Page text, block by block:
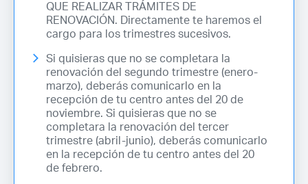
QUE REALIZAR TRÁMITES DE
RENOVACIÓN. Directamente te haremos el
cargo para los trimestres sucesivos.
Si quisieras que no se completara la
renovación del segundo trimestre (enero-
marzo), deberás comunicarlo en la
recepción de tu centro antes del 20 de
noviembre. Si quisieras que no se
completara la renovación del tercer
trimestre (abril-junio), deberás comunicarlo
en la recepción de tu centro antes del 20
de febrero.